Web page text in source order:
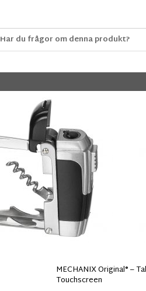
Har du frågor om denna produkt?
MECHANIX Original® –
Touchscreen